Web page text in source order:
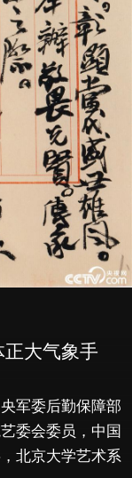
正大气象手
军委后勤保障部
委会委员，中国
北京大学艺术系